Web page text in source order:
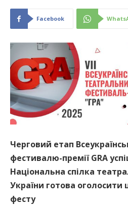
Facebook
Черговий етап
фестивалю-премії GRA
Національна спілка
України готова
фесту